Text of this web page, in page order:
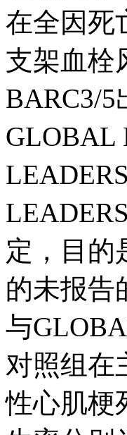
在全因死
支架血栓
BARC3/
GLOBAL
定，目的
的未报告
与
对照组在
性心肌梗